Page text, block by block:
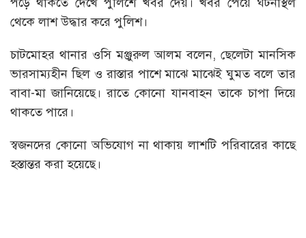
থেকে লাশ উদ্ধার করে পুলিশ।
চাটমোহর থানার ওসি মঞ্জুরুল আলম বলেন, ছেলেটা মানসিক
ভারসাম্যহীন ছিল ও রাস্তার পাশে মাঝে মাঝেই ঘুমত বলে তার
বাবা-মা জানিয়েছে। রাতে কোনো যানবাহন তাকে চাপা দিয়ে
থাকতে পারে।
স্বজনদের কোনো অভিযোগ না থাকায় লাশটি পরিবারের কাছে
হস্তান্তর করা হয়েছে।